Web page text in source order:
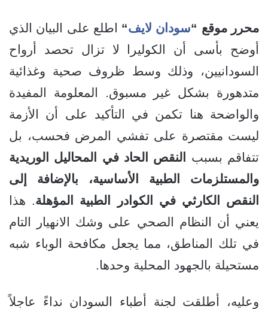
محرر موقع “سودان لايف“ اطلع على البيان الذي
أوضح بأسى أن الكوليرا لا تزال تحصد أرواح
السودانيين، وذلك وسط ظروف صحية وغذائية
متدهورة بشكل غير مسبوق. المعلومة المفيدة
والواضحة هنا تكمن في التأكيد على أن الأزمة
ليست مقتصرة على تفشي المرض فحسب، بل
تتفاقم بسبب
النقص الحاد في المحاليل الوريدية
والمستلزمات الطبية الأساسية، بالإضافة إلى
النقص الكارثي في الكوادر الطبية المؤهلة. هذا
يعني أن النظام الصحي على وشك الانهيار التام
في تلك المناطق، مما يجعل مكافحة الوباء شبه
مستحيلة بالجهود المحلية وحدها.
وعليه، أطلقت لجنة أطباء السودان نداءً عاجلاً